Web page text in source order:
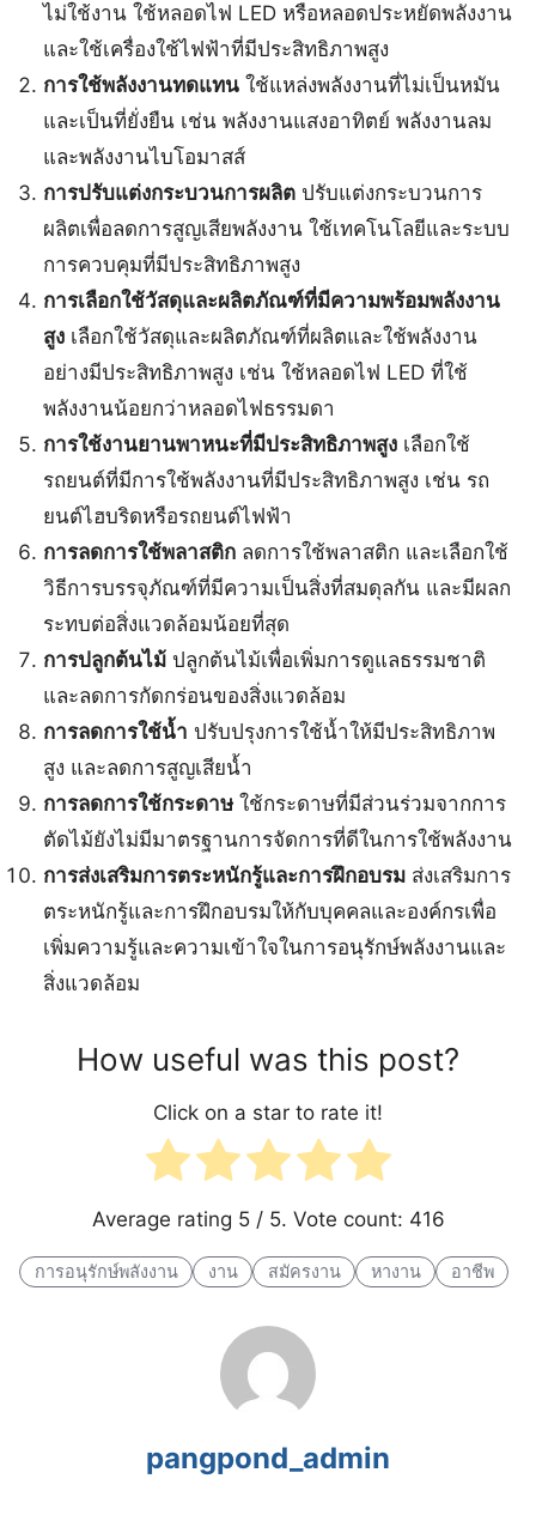
ไม่ใช้งาน ใช้หลอดไฟ LED หรือหลอดประหยัดพลังงาน
และใช้เครื่องใช้ไฟฟ้าที่มีประสิทธิภาพสูง
การใช้พลังงานทดแทน ใช้แหล่งพลังงานที่ไม่เป็นหมัน
และเป็นที่ยั่งยืน เช่น พลังงานแสงอาทิตย์ พลังงานลม
และพลังงานไบโอมาสส์
การปรับแต่งกระบวนการผลิต ปรับแต่งกระบวนการ
ผลิตเพื่อลดการสูญเสียพลังงาน ใช้เทคโนโลยีและระบบ
การควบคุมที่มีประสิทธิภาพสูง
การเลือกใช้วัสดุและผลิตภัณฑ์ที่มีความพร้อมพลังงาน
สูง เลือกใช้วัสดุและผลิตภัณฑ์ที่ผลิตและใช้พลังงาน
อย่างมีประสิทธิภาพสูง เช่น ใช้หลอดไฟ LED ที่ใช้
พลังงานน้อยกว่าหลอดไฟธรรมดา
การใช้งานยานพาหนะที่มีประสิทธิภาพสูง เลือกใช้
รถยนต์ที่มีการใช้พลังงานที่มีประสิทธิภาพสูง เช่น รถ
ยนต์ไฮบริดหรือรถยนต์ไฟฟ้า
การลดการใช้พลาสติก ลดการใช้พลาสติก และเลือกใช้
วิธีการบรรจุภัณฑ์ที่มีความเป็นสิ่งที่สมดุลกัน และมีผลก
ระทบต่อสิ่งแวดล้อมน้อยที่สุด
การปลูกต้นไม้ ปลูกต้นไม้เพื่อเพิ่มการดูแลธรรมชาติ
และลดการกัดกร่อนของสิ่งแวดล้อม
การลดการใช้น้ำ ปรับปรุงการใช้น้ำให้มีประสิทธิภาพ
สูง และลดการสูญเสียน้ำ
การลดการใช้กระดาษ ใช้กระดาษที่มีส่วนร่วมจากการ
ตัดไม้ยังไม่มีมาตรฐานการจัดการที่ดีในการใช้พลังงาน
การส่งเสริมการตระหนักรู้และการฝึกอบรม ส่งเสริมการ
ตระหนักรู้และการฝึกอบรมให้กับบุคคลและองค์กรเพื่อ
เพิ่มความรู้และความเข้าใจในการอนุรักษ์พลังงานและ
สิ่งแวดล้อม
How useful was this post?
Click on a star to rate it!
Average rating 5/ 5. Vote count: 416
การอนุรักษ์พลังงาน งาน สมัครงาน หางาน อาชีพ
pangpond_admin